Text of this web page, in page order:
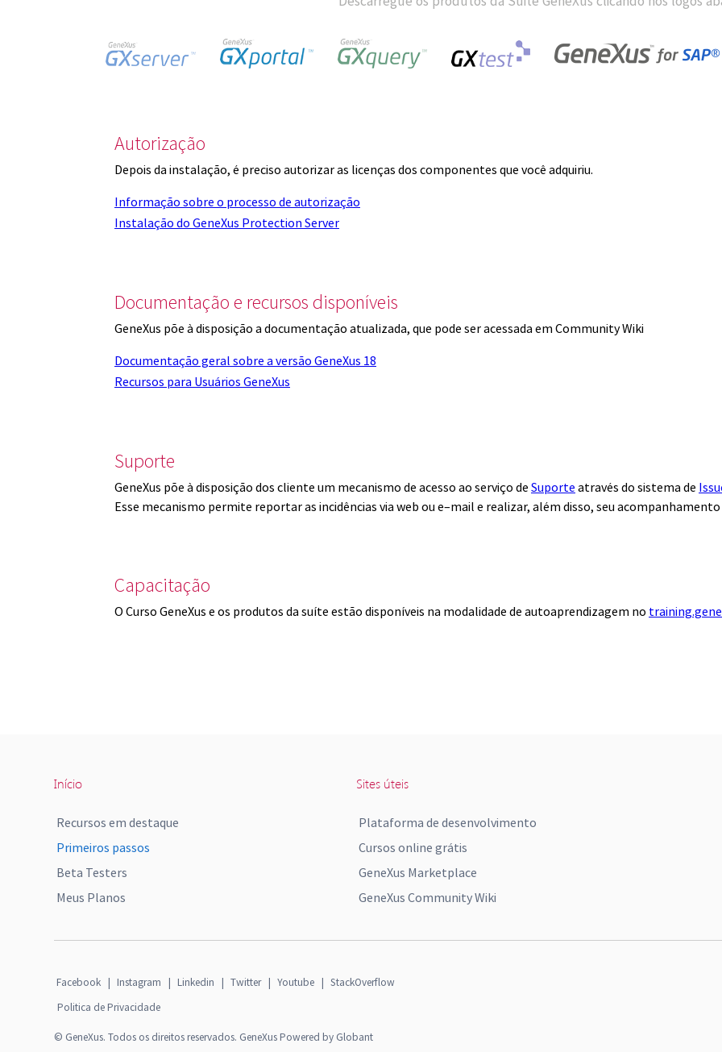
Autorização
Depois da instalação, é preciso autorizar as licenças dos componentes que você adquiriu.
Informação sobre o processo de autorização
Instalação do GeneXus Protection Server
Documentação e recursos disponíveis
GeneXus põe à disposição a documentação atualizada, que pode ser acessada em Community Wiki
Documentação geral sobre a versão GeneXus 18
Recursos para Usuários GeneXus
Suporte
GeneXus põe à disposição dos cliente um mecanismo de acesso ao serviço de Suporte através do sistema de
Esse mecanismo permite reportar as incidências via web ou e–mail e realizar, além disso, seu
Capacitação
O Curso GeneXus e os produtos da suíte estão disponíveis na modalidade de autoaprendizagem no
Início
Recursos em destaque
Primeiros passos
Beta Testers
Meus Planos
Sites úteis
Plataforma de desenvolvimento
Cursos online grátis
GeneXus Marketplace
GeneXus Community Wiki
Facebook | Instagram | Linkedin | Twitter | Youtube | StackOverflow
Politica de Privacidade
© GeneXus. Todos os direitos reservados. GeneXus Powered by Globant